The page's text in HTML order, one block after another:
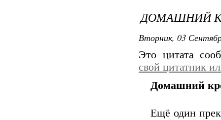
ДОМАШНИЙ
Вторник, 03
Это цитата
свой цитатник
Домашний
Ещё один